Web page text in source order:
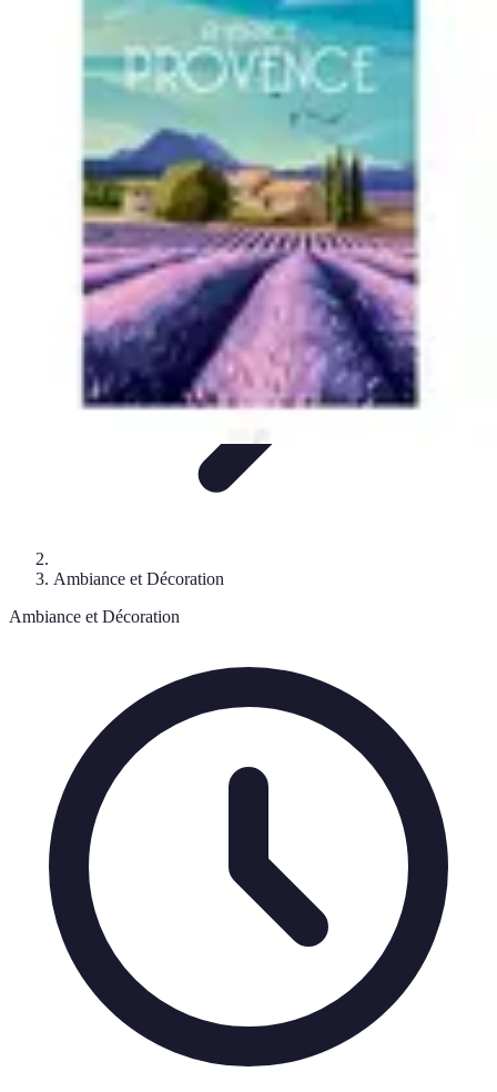
Football Fan Zone
MarketingAnimations et
AnimationsEngagement des Fans
Football Fan Zone
Ambiance et Décoration
Ambiance et Décoration